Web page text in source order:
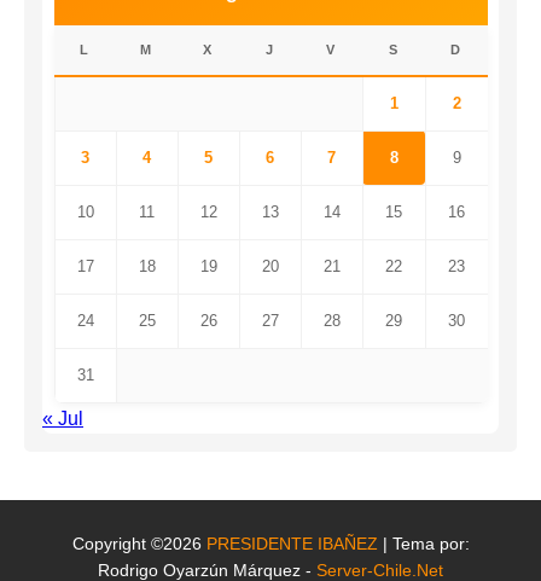
L M X J V S D
1 2
3 4 5 6 7 8 9
10 11 12 13 14 15 16
17 18 19 20 21 22 23
24 25 26 27 28 29 30
31
« Jul
Copyright ©2026 PRESIDENTE IBAÑEZ | Tema por:
Rodrigo Oyarzún Márquez - Server-Chile.Net